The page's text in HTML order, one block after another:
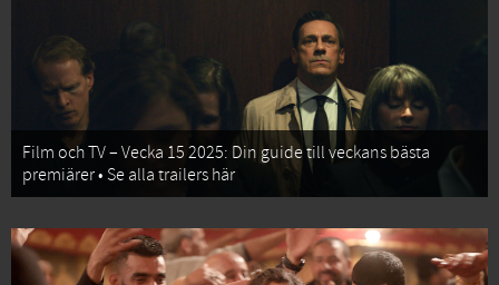
Film och TV – Vecka 15 2025: Din guide till veckans bästa
premiärer • Se alla trailers här